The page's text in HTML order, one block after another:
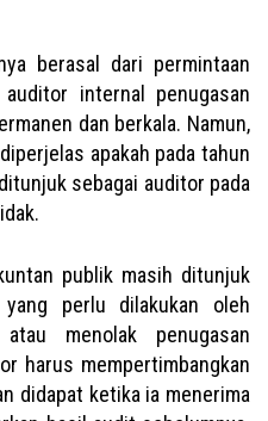
berasal dari permintaan
internal penugasan
dan berkala. Namun,
apakah pada tahun
sebagai auditor pada
publik masih ditunjuk
perlu dilakukan oleh
menolak penugasan
harus mempertimbangkan
didapat ketika ia menerima